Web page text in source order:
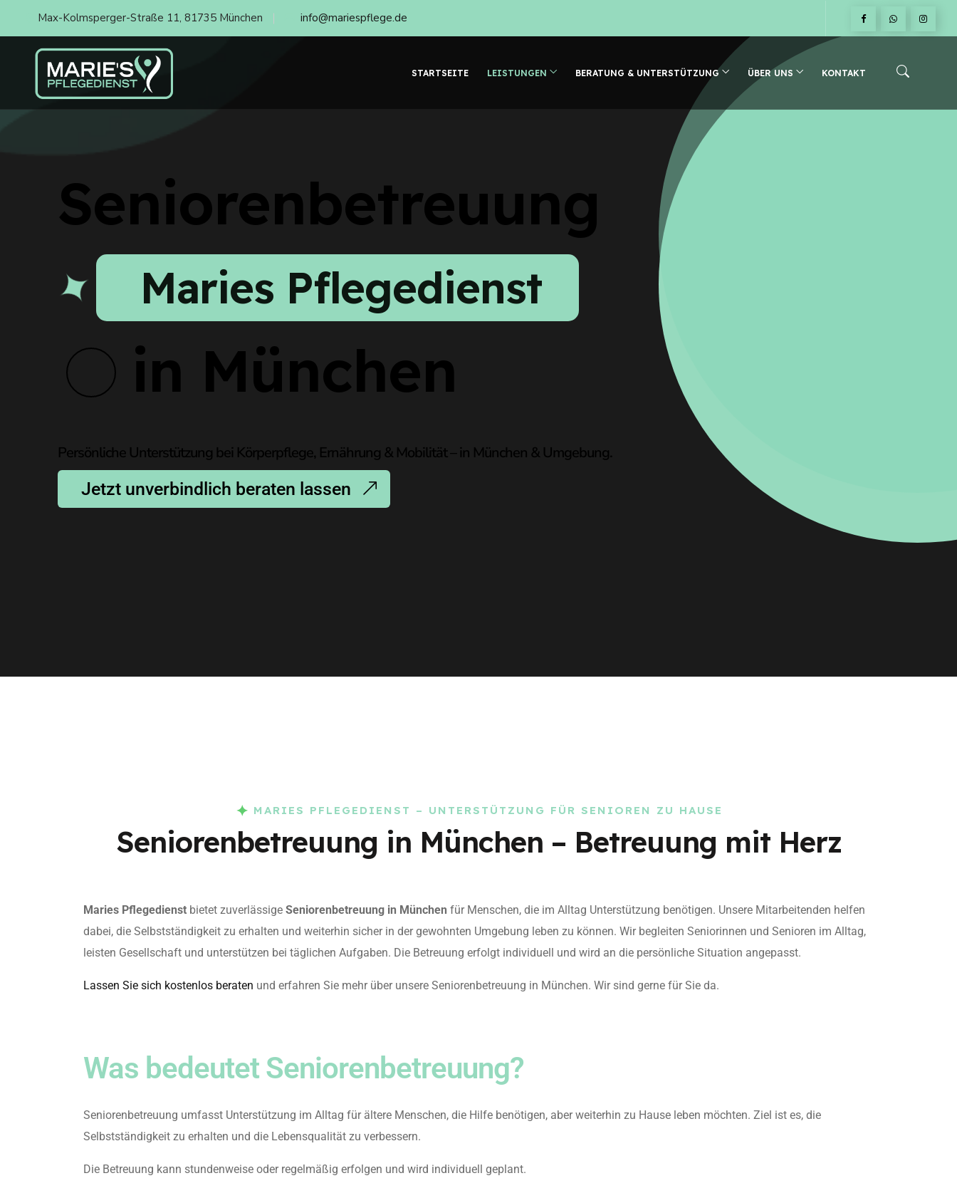
Max-Kolmsperger-Straße 11, 81735 München info@mariespflege.de
STARTSEITE LEISTUNGEN BERATUNG & UNTERSTÜTZUNG ÜBER UNS KONTAKT
in München
Jetzt unverbindlich beraten lassen
Seniorenbetreuung
Persönliche Unterstützung bei Körperpflege, Ernährung & Mobilität – in München & Umgebung.
Maries Pflegedienst
✦
MARIES PFLEGEDIENST – UNTERSTÜTZUNG FÜR SENIOREN ZU HAUSE
Seniorenbetreuung in München – Betreuung mit Herz
Maries Pflegedienst bietet zuverlässige Seniorenbetreuung in München für Menschen, die im Alltag Unterstützung benötigen. Unsere Mitarbeitenden helfen
dabei, die Selbstständigkeit zu erhalten und weiterhin sicher in der gewohnten Umgebung leben zu können. Wir begleiten Seniorinnen und Senioren im Alltag,
leisten Gesellschaft und unterstützen bei täglichen Aufgaben. Die Betreuung erfolgt individuell und wird an die persönliche Situation angepasst.
Lassen Sie sich kostenlos beraten und erfahren Sie mehr über unsere Seniorenbetreuung in München. Wir sind gerne für Sie da.
Was bedeutet Seniorenbetreuung?
Seniorenbetreuung umfasst Unterstützung im Alltag für ältere Menschen, die Hilfe benötigen, aber weiterhin zu Hause leben möchten. Ziel ist es, die
Selbstständigkeit zu erhalten und die Lebensqualität zu verbessern.
Die Betreuung kann stundenweise oder regelmäßig erfolgen und wird individuell geplant.